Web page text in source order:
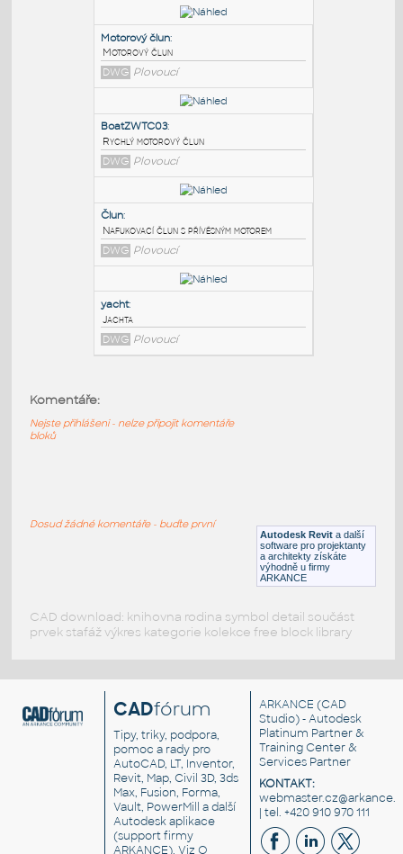
PODOBNÉ BLOKY:
Motorový člun:
Motorový člun
DWG
BoatZWTC03:
Rychlý motorový člun
DWG Plovoucí
DWG Plovoucí
DWG
Plovoucí Autodesk Revit a další
software pro projektanty
a architekty získáte
výhodně u firmy
ARKANCE
Komentáře:
Nejste přihlášeni - nelze připojit komentáře
bloků
Dosud žádné komentáře - buďte první
CAD download: knihovna rodina symbol detail součást
prvek stafáž výkres kategorie kolekce free block library
CADfórum
Tipy, triky, podpora,
pomoc a rady pro
AutoCAD, LT, Inventor,
Revit, Map, Civil 3D, 3ds
Max, Fusion, Forma,
Vault, PowerMill a další
Autodesk aplikace
(support firmy
ARKANCE). VizO
ARKANCE (CAD
Studio) - Autodesk
Platinum Partner &
Training Center &
Services Partner
KONTAKT:
| tel. +420 910 970 111